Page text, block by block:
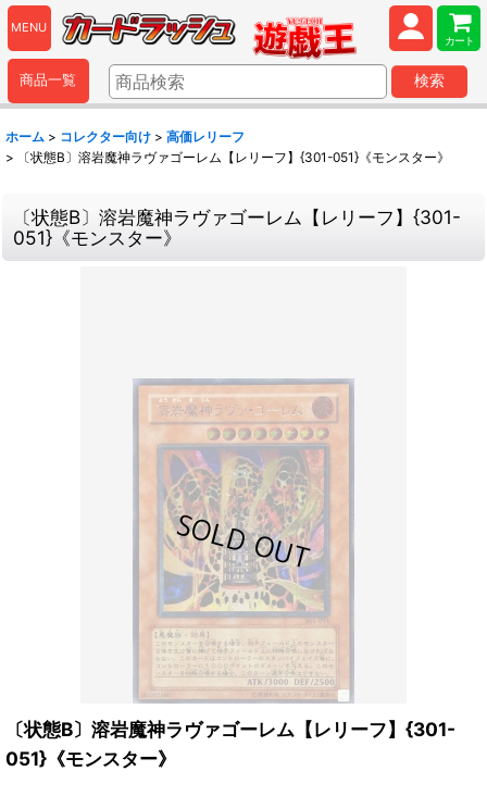
MENU
カート
商品一覧 検索
ホーム > コレクター向け > 高価レリーフ
>
〔状態B〕溶岩魔神ラヴァゴーレム【レリーフ】{301-051}《モンスター》
〔状態B〕溶岩魔神ラヴァゴーレム【レリーフ】{301-
051}《モンスター》
〔状態B〕溶岩魔神ラヴァゴーレム【レリーフ】{301-
051}《モンスター》